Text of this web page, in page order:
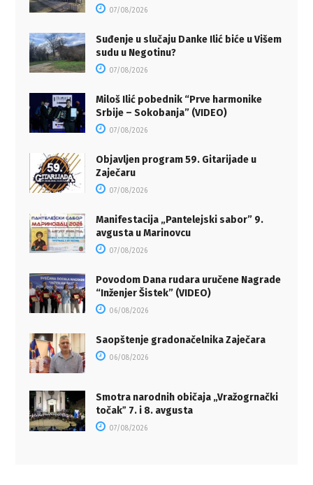
07/08/2026
Suđenje u slučaju Danke Ilić biće u Višem
sudu u Negotinu?
07/08/2026
Miloš Ilić pobednik “Prve harmonike
Srbije – Sokobanja” (VIDEO)
07/08/2026
Objavljen program 59. Gitarijade u
Zaječaru
07/08/2026
Manifestacija „Pantelejski sabor” 9.
avgusta u Marinovcu
07/08/2026
Povodom Dana rudara uručene Nagrade
“Inženjer Šistek” (VIDEO)
06/08/2026
Saopštenje gradonačelnika Zaječara
06/08/2026
Smotra narodnih običaja „Vražogrnački
točakˮ 7. i 8. avgusta
07/08/2026